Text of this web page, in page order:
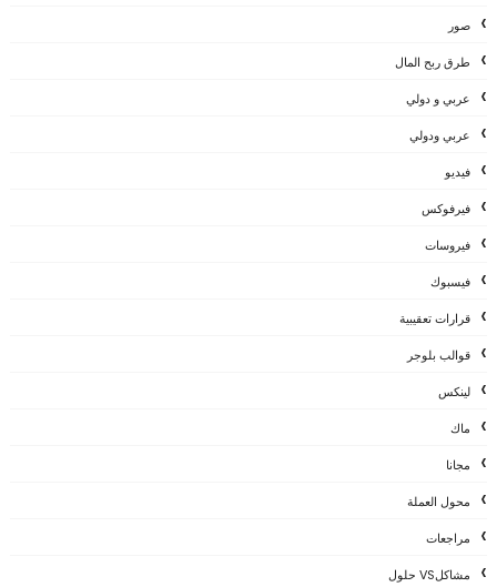
صور
طرق ربح المال
عربي و دولي
عربي ودولي
فيديو
فيرفوكس
فيروسات
فيسبوك
قرارات تعقيبية
قوالب بلوجر
لينكس
ماك
مجانا
محول العملة
مراجعات
مشاكلVS حلول